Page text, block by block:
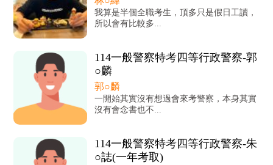
我算是半個全職考生，頂多只是假日工讀，
所以會有比較多...
114一般警察特考四等行政警察-郭
○麟
郭○麟
一開始其實沒有想過會來考警察，本身其實
沒有會念書也不...
114一般警察特考四等行政警察-朱
○誌(一年考取)